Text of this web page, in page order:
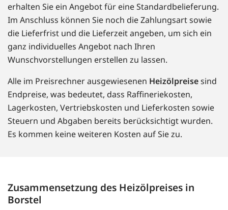
erhalten Sie ein Angebot für eine Standardbelieferung.
Im Anschluss können Sie noch die Zahlungsart sowie
die Lieferfrist und die Lieferzeit angeben, um sich ein
ganz individuelles Angebot nach Ihren
Wunschvorstellungen erstellen zu lassen.
Alle im Preisrechner ausgewiesenen Heizölpreisesind
Endpreise, was bedeutet, dass Raffineriekosten,
Lagerkosten, Vertriebskosten und Lieferkosten sowie
Steuern und Abgaben bereits berücksichtigt wurden.
Es kommen keine weiteren Kosten auf Sie zu.
Zusammensetzung des Heizölpreises in
Borstel